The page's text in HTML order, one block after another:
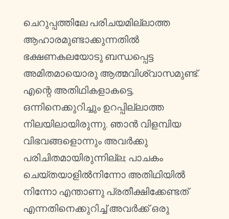
ചെറുപ്പത്തിലേ പരിചയമില്ലാത്ത
ആഹാരമുണ്ടാക്കുന്നതിൽ
ഭക്ഷണകലയോടു ബന്ധപ്പെട്ട
അമിതമായൊരു ആത്മവിശ്വാസമുണ്ട്.
എന്റെ അതിഥികളാകട്ടെ,
ഒന്നിനെക്കുറിച്ചും ഉറപ്പില്ലാത്ത
നിലയിലായിരുന്നു. ഞാൻ വിളമ്പിയ
വിഭവങ്ങളൊന്നും അവർക്കു
പരിചിതമായിരുന്നില്ല; പാചകം
ചെയ്തയാളിൽനിന്നോ അതിഥിയിൽ
നിന്നോ എന്താണു പ്രതീക്ഷിക്കേണ്ടത്
എന്നതിനെക്കുറിച്ച് അവർക്ക് ഒരു